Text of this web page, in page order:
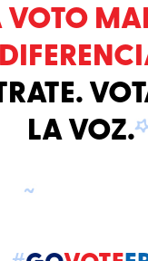
VOTO
LA VOZ.